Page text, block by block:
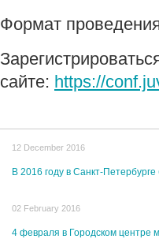
Формат
сайте: https://
12 December 2016
В 2016 году в Санкт-
02 February 2016
4 февраля в Городском центре